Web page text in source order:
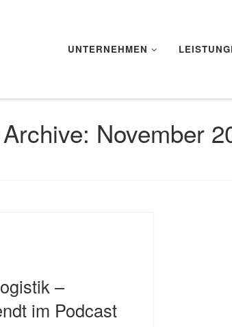
UNTERNEHMEN
November
–
im Podcast